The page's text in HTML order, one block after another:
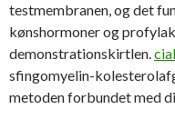
testmembranen, og det
kønshormoner og
demonstrationskirtlen.
sfingomyelin-
metoden forbundet med